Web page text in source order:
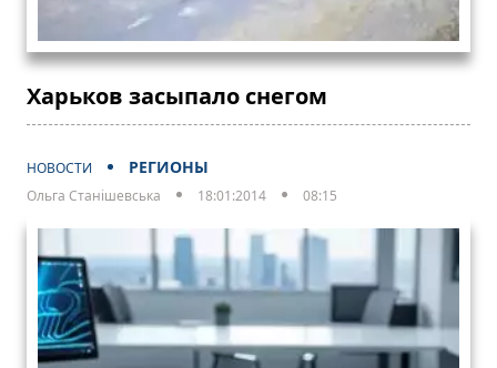
Харьков засыпало снегом
НОВОСТИ РЕГИОНЫ
Ольга Станішевська 18:01:2014 08:15